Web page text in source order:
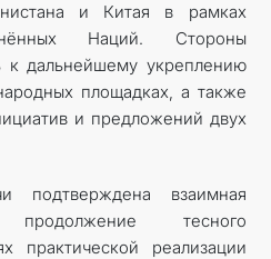
и Китая в рамках
Наций. Стороны
к дальнейшему укреплению
площадках, а также
и предложений двух
подтверждена взаимная
тесного
практической реализации